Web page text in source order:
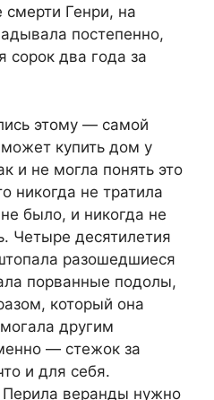
смерти Генри, на
постепенно,
сорок два года за
этому — самой
купить дом у
и не могла понять это
никогда не тратила
было, и никогда не
Четыре десятилетия
разошедшиеся
порванные подолы,
который она
другим
— стежок за
и для себя.
веранды нужно